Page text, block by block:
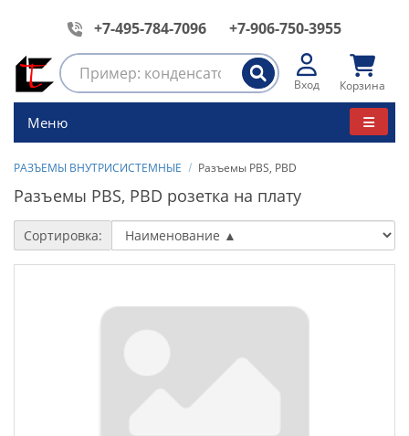
+7-495-784-7096 +7-906-750-3955
Вход Корзина
Меню
РАЗЪЕМЫ ВНУТРИСИСТЕМНЫЕ Разъемы PBS, PBD
Разъемы PBS, PBD розетка на плату
Сортировка: